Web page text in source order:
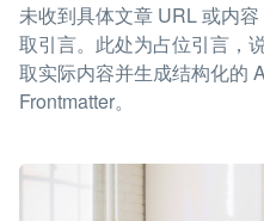
未收到具体文章 URL 或内
取引言。此处为占位引言，
取实际内容并生成结构化的
Frontmatter。